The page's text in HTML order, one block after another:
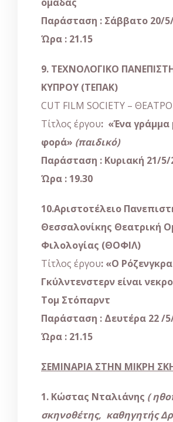
Παράσταση : Σάββατο 20/
Ώρα : 21.15
9. ΤΕΧΝΟΛΟΓΙΚΟ
ΚΥΠΡΟΥ (ΤΕΠΑΚ)
CUT FILM SOCIETY –
Τίτλος έργου: «Ένα γράμμα
φορά» (παιδικό)
Παράσταση : Κυριακή 21/5/
Ώρα : 19.30
10.Αριστοτέλειο
Θεσσαλονίκης Θεατρική
Φιλολογίας (ΘΟΦΙΛ)
Τίτλος έργου: «Ο
Γκύλντενστερν είναι
Τομ Στόπαρντ
Παράσταση : Δευτέρα 22 /
Ώρα : 21.15
ΣΕΜΙΝΑΡΙΑ ΣΤΗΝ ΜΙΚΡΗ
1. Κώστας Νταλιάνης (
σκηνοθέτης, καθηγητής